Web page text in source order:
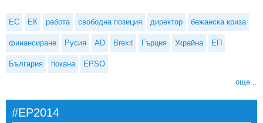
ЕС ЕК работа свободна позиция директор бежанска криза
финансиране Русия AD Brexit Гърция Украйна ЕП
България покана EPSO
още...
#EP2014